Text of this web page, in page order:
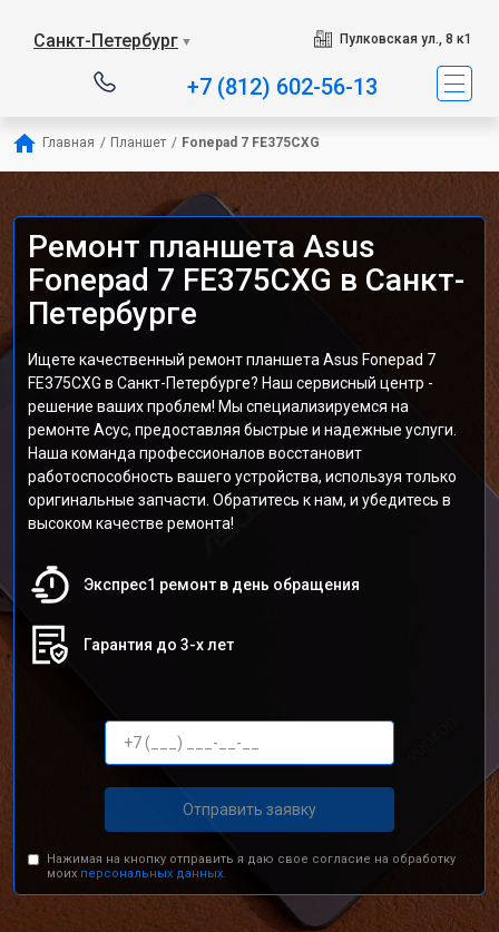
Санкт-Петербург ▼ Пулковская ул., 8 к1
+7 (812) 602-56-13
Главная / Планшет / Fonepad 7 FE375CXG
Ремонт планшета Asus
Fonepad 7 FE375CXG в Санкт-
Петербурге
Ищете качественный ремонт планшета Asus Fonepad 7
FE375CXG в Санкт-Петербурге? Наш сервисный центр -
решение ваших проблем! Мы специализируемся на
ремонте Асус, предоставляя быстрые и надежные услуги.
Наша команда профессионалов восстановит
работоспособность вашего устройства, используя только
оригинальные запчасти. Обратитесь к нам, и убедитесь в
высоком качестве ремонта!
Экспрес1 ремонт в день обращения
Гарантия до 3-х лет
Отправить заявку
Нажимая на кнопку отправить я даю свое согласие на обработку
моих персональных данных.